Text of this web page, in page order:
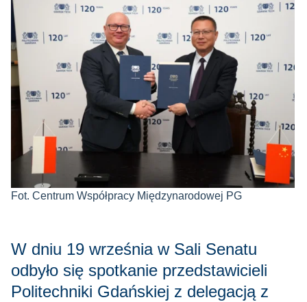
Fot. Centrum Współpracy Międzynarodowej PG
W dniu 19 września w Sali Senatu
odbyło się spotkanie przedstawicieli
Politechniki Gdańskiej z delegacją z